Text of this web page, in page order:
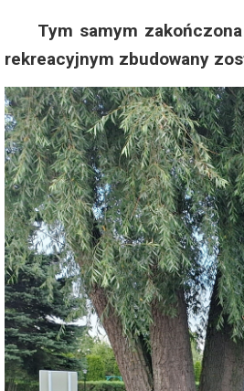
Dzień
Dzień
Dzień
Tym samym zakończona
rekreacyjnym zbudowany